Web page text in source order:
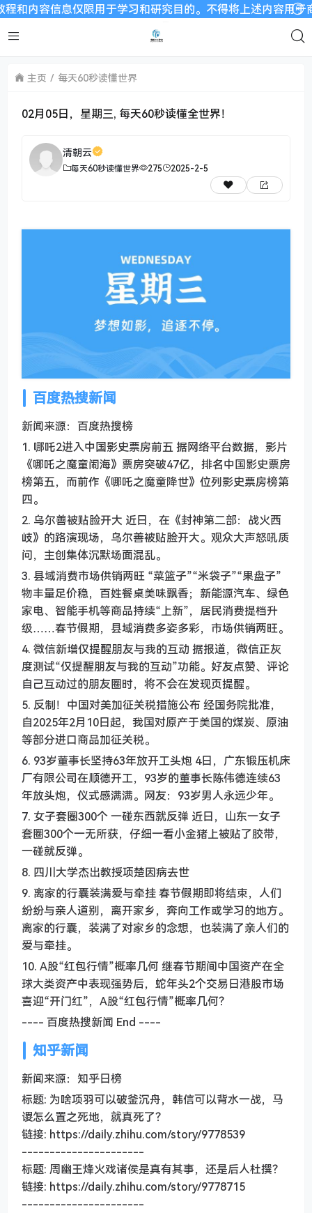
信息仅限用于学习和研究目的。不得将上述内容用于商业
主页 每天60秒读懂世界
02月05日，星期三, 每天60秒读懂全世界！
清朝云
每天60秒读懂世界 275 2025-2-5
百度热搜新闻
新闻来源：百度热搜榜
1. 哪吒2进入中国影史票房前五 据网络平台数据，影片
《哪吒之魔童闹海》票房突破47亿，排名中国影史票房
榜第五，而前作《哪吒之魔童降世》位列影史票房榜第
四。
2. 乌尔善被贴脸开大 近日，在《封神第二部：战火西
岐》的路演现场，乌尔善被贴脸开大。观众大声怒吼质
问，主创集体沉默场面混乱。
3. 县域消费市场供销两旺 “菜篮子”“米袋子”“果盘子”
物丰量足价稳，百姓餐桌美味飘香；新能源汽车、绿色
家电、智能手机等商品持续“上新”，居民消费提档升
级……春节假期，县域消费多姿多彩，市场供销两旺。
4. 微信新增仅提醒朋友与我的互动 据报道，微信正灰
度测试“仅提醒朋友与我的互动”功能。好友点赞、评论
自己互动过的朋友圈时，将不会在发现页提醒。
5. 反制！中国对美加征关税措施公布 经国务院批准，
自2025年2月10日起，我国对原产于美国的煤炭、原油
等部分进口商品加征关税。
6. 93岁董事长坚持63年放开工头炮 4日，广东锻压机床
厂有限公司在顺德开工，93岁的董事长陈伟德连续63
年放头炮，仪式感满满。网友：93岁男人永远少年。
7. 女子套圈300个 一碰东西就反弹 近日，山东一女子
套圈300个一无所获，仔细一看小金猪上被贴了胶带，
一碰就反弹。
8. 四川大学杰出教授项楚因病去世
9. 离家的行囊装满爱与牵挂 春节假期即将结束，人们
纷纷与亲人道别，离开家乡，奔向工作或学习的地方。
离家的行囊，装满了对家乡的念想，也装满了亲人们的
爱与牵挂。
10. A股“红包行情”概率几何 继春节期间中国资产在全
球大类资产中表现强势后，蛇年头2个交易日港股市场
喜迎“开门红”，A股“红包行情”概率几何？
---- 百度热搜新闻 End ----
知乎新闻
新闻来源：知乎日榜
标题: 为啥项羽可以破釜沉舟，韩信可以背水一战，马
谡怎么置之死地，就真死了？
链接: https://daily.zhihu.com/story/9778539
----------------------
标题: 周幽王烽火戏诸侯是真有其事，还是后人杜撰？
链接: https://daily.zhihu.com/story/9778715
----------------------